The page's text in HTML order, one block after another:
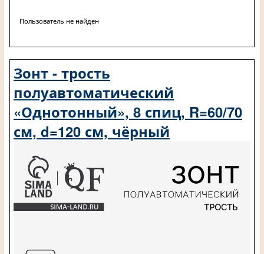
Пользователь не найден
Зонт - трость
полуавтоматический
«Однотонный», 8 спиц, R=60/70
см, d=120 см, чёрный